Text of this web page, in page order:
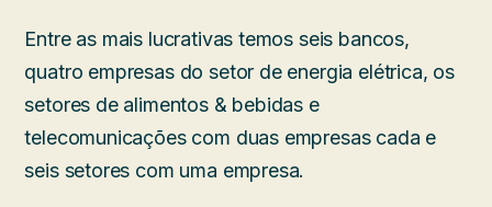
Entre as mais lucrativas temos seis bancos,
quatro empresas do setor de energia elétrica, os
setores de alimentos & bebidas e
telecomunicações com duas empresas cada e
seis setores com uma empresa.